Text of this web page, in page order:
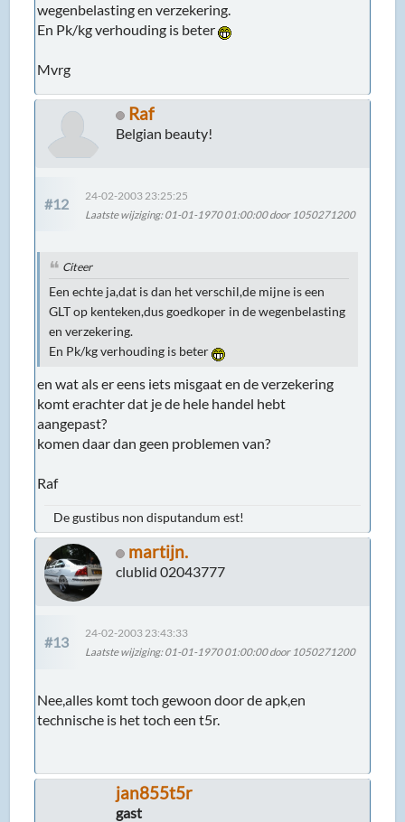
wegenbelasting en verzekering.
En Pk/kg verhouding is beter
Mvrg
Raf
Belgian beauty!
#12
24-02-2003 23:25:25
Laatste wijziging: 01-01-1970 01:00:00 door 1050271200
Citeer
Een echte ja,dat is dan het verschil,de mijne is een
GLT op kenteken,dus goedkoper in de wegenbelasting
en verzekering.
En Pk/kg verhouding is beter
en wat als er eens iets misgaat en de verzekering
komt erachter dat je de hele handel hebt
aangepast?
komen daar dan geen problemen van?
Raf
De gustibus non disputandum est!
martijn.
clublid 02043777
#13
24-02-2003 23:43:33
Laatste wijziging: 01-01-1970 01:00:00 door 1050271200
Nee,alles komt toch gewoon door de apk,en
technische is het toch een t5r.
jan855t5r
gast